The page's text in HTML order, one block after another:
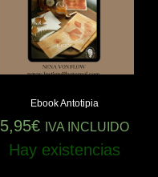
Ebook Antotipia
5,95€ IVA INCLUIDO
Hay existencias